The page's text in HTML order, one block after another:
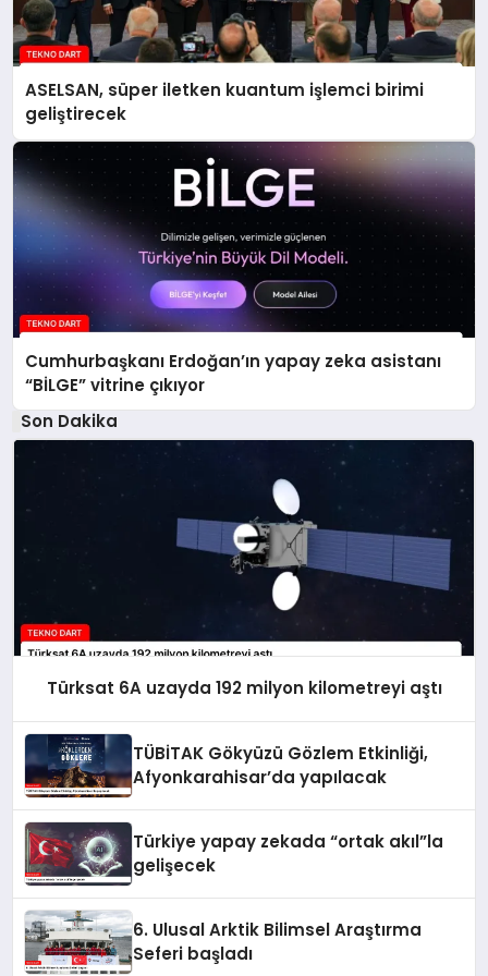
ASELSAN, süper iletken kuantum işlemci birimi
geliştirecek
Cumhurbaşkanı Erdoğan’ın yapay zeka asistanı
“BİLGE” vitrine çıkıyor
Son Dakika
Türksat 6A uzayda 192 milyon kilometreyi aştı
TÜBİTAK Gökyüzü Gözlem Etkinliği,
Afyonkarahisar’da yapılacak
Türkiye yapay zekada “ortak akıl”la
gelişecek
6. Ulusal Arktik Bilimsel Araştırma
Seferi başladı